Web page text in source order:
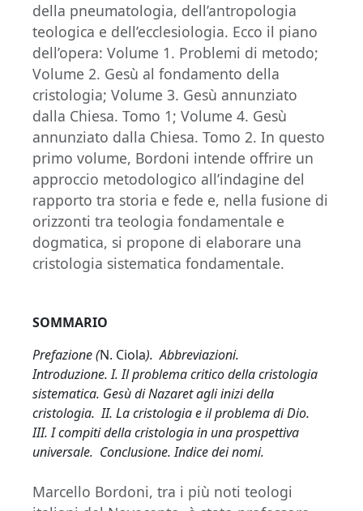
della pneumatologia, dell’antropologia
teologica e dell’ecclesiologia. Ecco il piano
dell’opera: Volume 1. Problemi di metodo;
Volume 2. Gesù al fondamento della
cristologia; Volume 3. Gesù annunziato
dalla Chiesa. Tomo 1; Volume 4. Gesù
annunziato dalla Chiesa. Tomo 2. In questo
primo volume, Bordoni intende offrire un
approccio metodologico all’indagine del
rapporto tra storia e fede e, nella fusione di
orizzonti tra teologia fondamentale e
dogmatica, si propone di elaborare una
cristologia sistematica fondamentale.
SOMMARIO
Prefazione (N. Ciola). Abbreviazioni.
Introduzione. I. Il problema critico della cristologia
sistematica. Gesù di Nazaret agli inizi della
cristologia. II. La cristologia e il problema di Dio.
III. I compiti della cristologia in una prospettiva
universale. Conclusione. Indice dei nomi.
Marcello Bordoni, tra i più noti teologi